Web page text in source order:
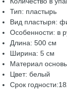
Тип: пластырь
Вид пластыря:
Особенности: в
Длина: 500 см
Ширина: 5 см
Материал
Цвет: белый
Срок